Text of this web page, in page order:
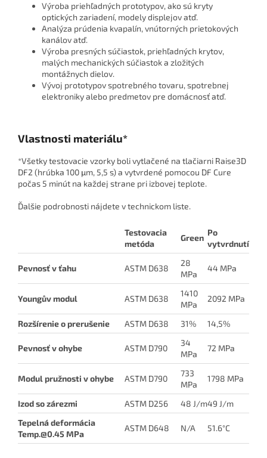
Výroba priehľadných prototypov, ako sú kryty
optických zariadení, modely displejov atď.
Analýza prúdenia kvapalín, vnútorných prietokových
kanálov atď.
Výroba presných súčiastok, priehľadných krytov,
malých mechanických súčiastok a zložitých
montážnych dielov.
Vývoj prototypov spotrebného tovaru, spotrebnej
elektroniky alebo predmetov pre domácnosť atď.
Vlastnosti materiálu*
*Všetky testovacie vzorky boli vytlačené na tlačiarni Raise3D
DF2 (hrúbka 100 μm, 5,5 s) a vytvrdené pomocou DF Cure
počas 5 minút na každej strane pri izbovej teplote.
Ďalšie podrobnosti nájdete v technickom liste.
Testovacia
metóda
Green
Po
vytvrdnutí
Pevnosť v ťahu ASTM D638
28
MPa
44 MPa
Youngův modul ASTM D638
1410
MPa
2092 MPa
Rozšírenie o prerušenie ASTM D638 31% 14,5%
Pevnosť v ohybe ASTM D790
34
MPa
72 MPa
Modul pružnosti v ohybe ASTM D790
733
MPa
1798 MPa
Izod so zárezmi ASTM D256 48 J/m49 J/m
Tepelná deformácia
Temp.@0.45 MPa
ASTM D648 N/A 51.6°C